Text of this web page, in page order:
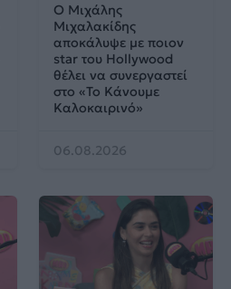
Ο Μιχάλης
Μιχαλακίδης
αποκάλυψε με ποιον
star του Hollywood
θέλει να συνεργαστεί
στο «Το Κάνουμε
Καλοκαιρινό»
06.08.2026